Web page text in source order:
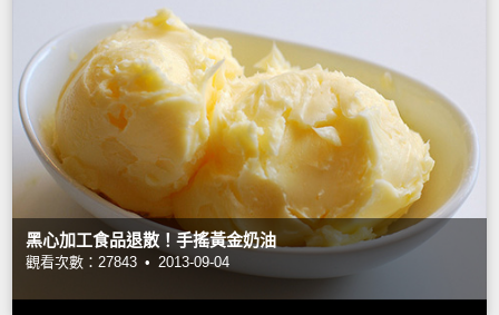
黑心加工食品退散！手搖黃金奶油
觀看次數：27843 • 2013-09-04